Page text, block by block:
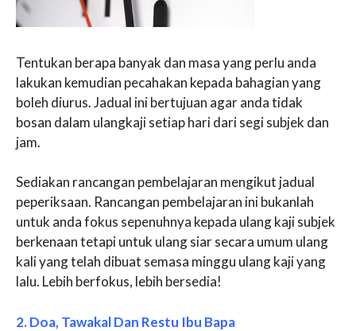
Tentukan berapa banyak dan masa yang perlu anda
lakukan kemudian pecahakan kepada bahagian yang
boleh diurus. Jadual ini bertujuan agar anda tidak
bosan dalam ulangkaji setiap hari dari segi subjek dan
jam.
Sediakan rancangan pembelajaran mengikut jadual
peperiksaan. Rancangan pembelajaran ini bukanlah
untuk anda fokus sepenuhnya kepada ulang kaji subjek
berkenaan tetapi untuk ulang siar secara umum ulang
kali yang telah dibuat semasa minggu ulang kaji yang
lalu. Lebih berfokus, lebih bersedia!
2. Doa, Tawakal Dan Restu Ibu Bapa